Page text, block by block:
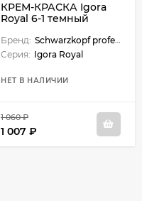
КРЕМ-КРАСКА Igora
Royal 6-1 темный
Бренд: Schwarzkopf professional
Серия: Igora Royal
НЕТ В НАЛИЧИИ
1 060 ₽
1 007 ₽